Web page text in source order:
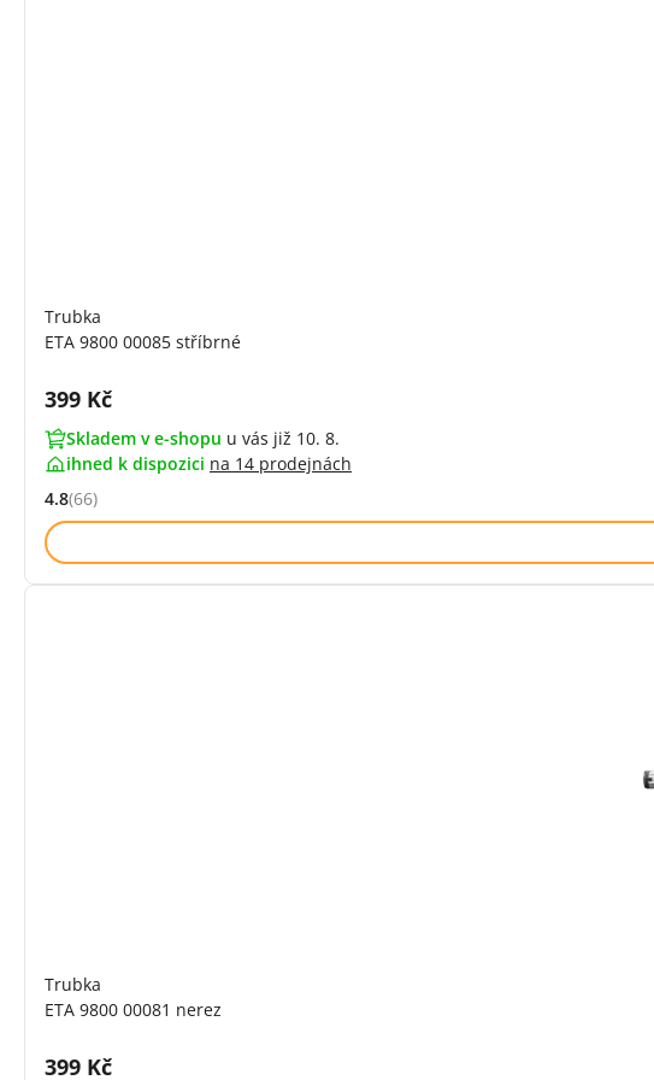
Trubka
ETA 9800 00085 stříbrné
Cena s DPH:
399 Kč
Skladem v e-shopu u vás již 10. 8.
ihned k dispozici na 14 prodejnách
Hodnocení: 4.8 z 5 (66 recenzí)
4.8(66)
Trubka
ETA 9800 00081 nerez
Cena s DPH:
399 Kč